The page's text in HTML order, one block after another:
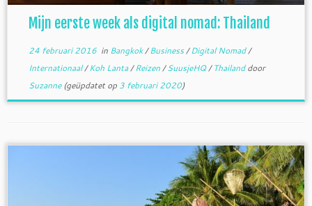
Mijn eerste week als digital nomad: Thailand
24 februari 2016in Bangkok/Business/Digital Nomad/
Internationaal/Koh Lanta/Reizen/SuusjeHQ/Thailanddoor
Suzanne(geüpdatet op 3 februari 2020)